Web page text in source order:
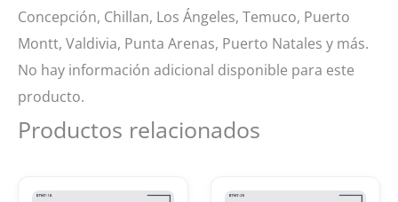
Concepción, Chillan, Los Ángeles, Temuco, Puerto
Montt, Valdivia, Punta Arenas, Puerto Natales y más.
No hay información adicional disponible para este
producto.
Productos relacionados